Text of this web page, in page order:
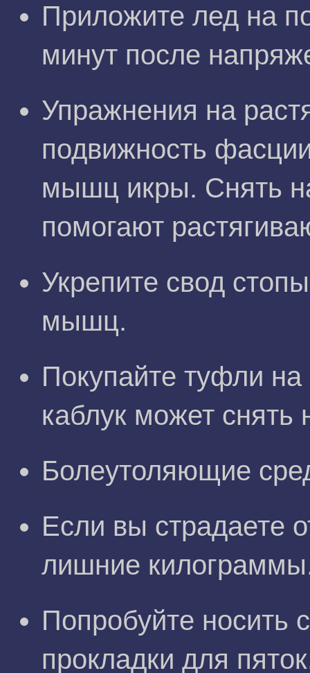
Приложите лед на
минут после
Упражнения на
подвижность
мышц икры. Снять
помогают
Укрепите свод
мышц.
Покупайте туфли
каблук может снять
Болеутоляющие
Если вы страдаете
лишние
Попробуйте носить
прокладки для